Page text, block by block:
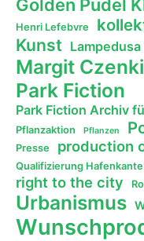
Golden Pudel
Henri Lefebvre
Kunst
Margit Czenki
Park Fiction
Park Fiction Archiv
Pflanzaktion Pflanzen
Presse production
Qualifizierung Hafenkante
right to the city
Urbanismus